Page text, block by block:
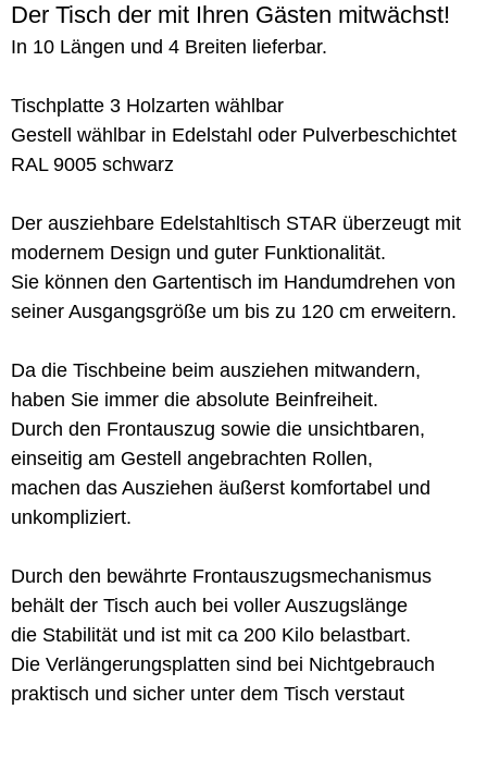
Der Tisch der mit Ihren Gästen mitwächst!
In 10 Längen und 4 Breiten lieferbar.
Tischplatte 3 Holzarten wählbar
Gestell wählbar in Edelstahl oder Pulverbeschichtet
RAL 9005 schwarz
Der ausziehbare Edelstahltisch STAR überzeugt mit
modernem Design und guter Funktionalität.
Sie können den Gartentisch im Handumdrehen von
seiner Ausgangsgröße um bis zu 120 cm erweitern.
Da die Tischbeine beim ausziehen mitwandern,
haben Sie immer die absolute Beinfreiheit.
Durch den Frontauszug sowie die unsichtbaren,
einseitig am Gestell angebrachten Rollen,
machen das Ausziehen äußerst komfortabel und
unkompliziert.
Durch den bewährte Frontauszugsmechanismus
behält der Tisch auch bei voller Auszugslänge
die Stabilität und ist mit ca 200 Kilo belastbart.
Die Verlängerungsplatten sind bei Nichtgebrauch
praktisch und sicher unter dem Tisch verstaut